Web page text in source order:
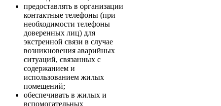
предоставлять в организации
контактные телефоны (при
необходимости телефоны
доверенных лиц) для
экстренной связи в случае
возникновения аварийных
ситуаций, связанных с
содержанием и
использованием жилых
помещений;
обеспечивать в жилых и
вспомогательных